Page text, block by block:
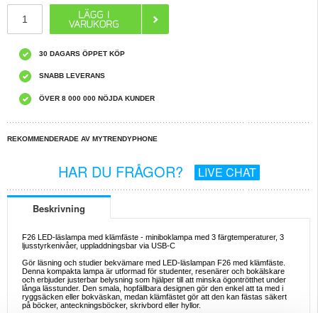
30 DAGARS ÖPPET KÖP
SNABB LEVERANS
ÖVER 8 000 000 NÖJDA KUNDER
REKOMMENDERADE AV MYTRENDYPHONE
HAR DU FRÅGOR? LIVE CHAT
Beskrivning
F26 LED-läslampa med klämfäste - miniboklampa med 3 färgtemperaturer, 3
ljusstyrkenivåer, uppladdningsbar via USB-C
Gör läsning och studier bekvämare med LED-läslampan F26 med klämfäste.
Denna kompakta lampa är utformad för studenter, resenärer och bokälskare
och erbjuder justerbar belysning som hjälper till att minska ögontrötthet under
långa lässtunder. Den smala, hopfällbara designen gör den enkel att ta med i
ryggsäcken eller bokväskan, medan klämfästet gör att den kan fästas säkert
på böcker, anteckningsböcker, skrivbord eller hyllor.